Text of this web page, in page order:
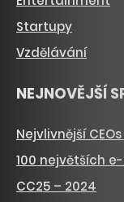
Startupy
Vzdělávání
NEJNOVĚJŠÍ
Nejvlivnější
100 největších
CC25 – 2024